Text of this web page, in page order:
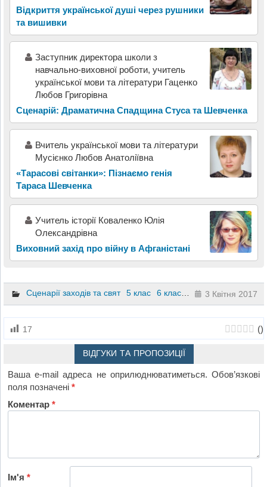
Відкриття української душі через рушники
та вишивки
Заступник директора школи з
навчально-виховної роботи, учитель
української мови та літератури Гаценко
Любов Григорівна
Сценарій: Драматична Спадщина Стуса та Шевченка
Вчитель української мови та літератури
Мусієнко Любов Анатоліївна
«Тарасові світанки»: Пізнаємо генія
Тараса Шевченка
Учитель історії Коваленко Юлія
Олександрівна
Виховний захід про війну в Афганістані
Сценарії заходів та свят 5 клас 6 клас 7 клас3 Квітня 2017
17 ()
ВІДГУКИ ТА ПРОПОЗИЦІЇ
Ваша e-mail адреса не оприлюднюватиметься. Обов’язкові
поля позначені*
Коментар*
Ім'я*